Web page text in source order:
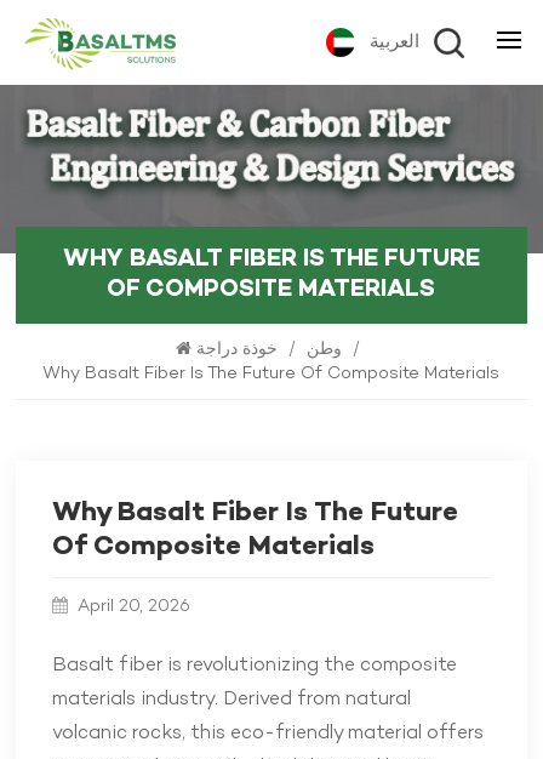
العربية
WHY BASALT FIBER IS THE FUTURE
OF COMPOSITE MATERIALS
وطن / خوذة دراجة
/
Why Basalt Fiber Is The Future Of Composite Materials
Why Basalt Fiber Is The Future
Of Composite Materials
April 20, 2026
Basalt fiber is revolutionizing the composite
materials industry. Derived from natural
volcanic rocks, this eco-friendly material offers